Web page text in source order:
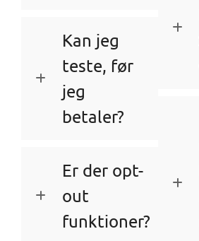
Kan jeg
teste, før
jeg
betaler?
Er der opt-
out
funktioner?